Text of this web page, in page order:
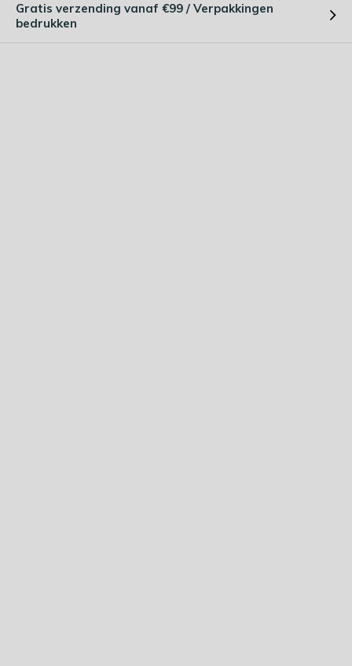
Gratis verzending vanaf €99 / Verpakkingen
bedrukken